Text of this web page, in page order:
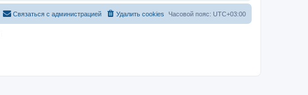
Часовой пояс: UTC+03:00
Удалить cookies
Связаться с администрацией